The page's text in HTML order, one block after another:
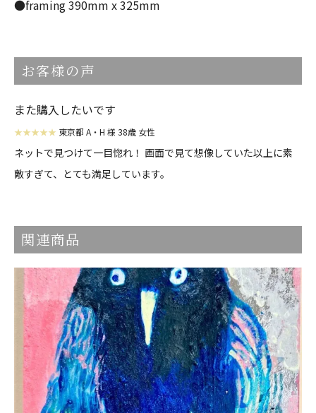
●framing 390mm x 325mm
お客様の声
また購入したいです
★★★★★ 東京都 A・H 様 38歳 女性
ネットで見つけて一目惚れ！ 画面で見て想像していた以上に素
敵すぎて、とても満足しています。
関連商品